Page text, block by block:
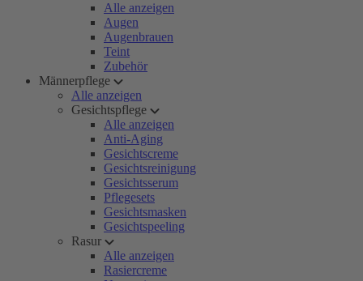
Alle anzeigen
Augen
Augenbrauen
Teint
Zubehör
Männerpflege
Alle anzeigen
Gesichtspflege
Alle anzeigen
Anti-Aging
Gesichtscreme
Gesichtsreinigung
Gesichtsserum
Pflegesets
Gesichtsmasken
Gesichtspeeling
Rasur
Alle anzeigen
Rasiercreme